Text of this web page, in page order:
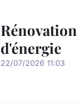
d'énergie
22/07/2026 11:03